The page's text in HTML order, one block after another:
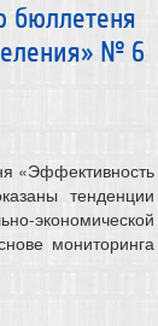
бюллетеня
№ 6
«Эффективность
тенденции
экономической
мониторинга